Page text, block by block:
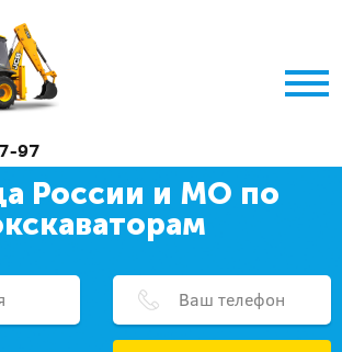
97
России и МО по